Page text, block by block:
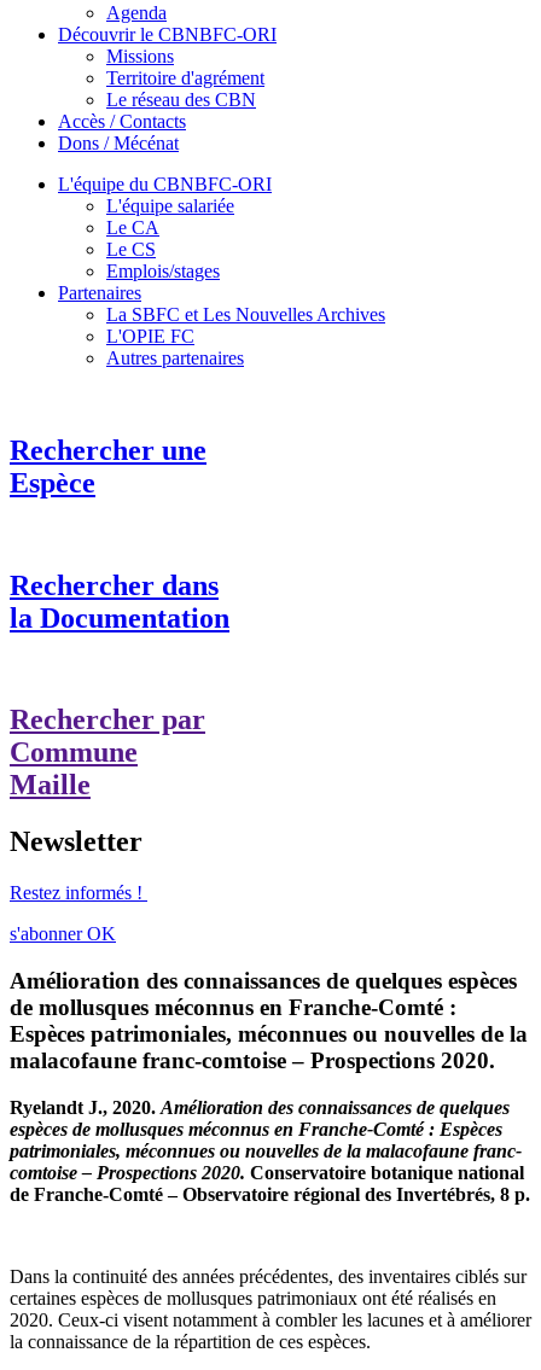
Agenda
Découvrir le CBNBFC-ORI
Missions
Territoire d'agrément
Le réseau des CBN
Accès / Contacts
Dons / Mécénat
L'équipe du CBNBFC-ORI
L'équipe salariée
Le CA
Le CS
Emplois/stages
Partenaires
La SBFC et Les Nouvelles Archives
L'OPIE FC
Autres partenaires
Rechercher une
Espèce
Rechercher dans
la Documentation
Rechercher par
Commune
Maille
Newsletter
Restez informés !
s'abonner OK
Amélioration des connaissances de quelques espèces
de mollusques méconnus en Franche-Comté :
Espèces patrimoniales, méconnues ou nouvelles de la
malacofaune franc-comtoise – Prospections 2020.
Ryelandt J., 2020. Amélioration des connaissances de quelques
espèces de mollusques méconnus en Franche-Comté : Espèces
patrimoniales, méconnues ou nouvelles de la malacofaune franc-
comtoise – Prospections 2020. Conservatoire botanique national
de Franche-Comté – Observatoire régional des Invertébrés, 8 p.
Dans la continuité des années précédentes, des inventaires ciblés sur
certaines espèces de mollusques patrimoniaux ont été réalisés en
2020. Ceux-ci visent notamment à combler les lacunes et à améliorer
la connaissance de la répartition de ces espèces.